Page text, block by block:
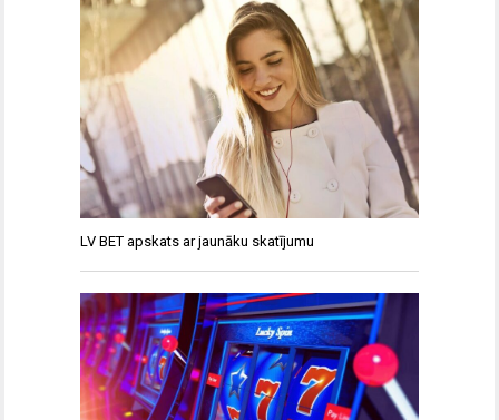
LV BET apskats ar jaunāku skatījumu